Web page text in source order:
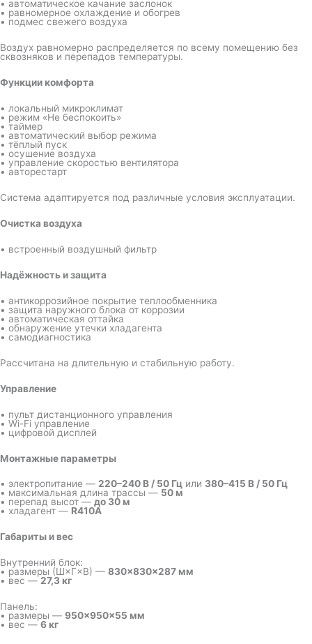
• автоматическое качание заслонок
• равномерное охлаждение и обогрев
• подмес свежего воздуха
Воздух равномерно распределяется по всему помещению без
сквозняков и перепадов температуры.
Функции комфорта
• локальный микроклимат
• режим «Не беспокоить»
• таймер
• автоматический выбор режима
• тёплый пуск
• осушение воздуха
• управление скоростью вентилятора
• авторестарт
Система адаптируется под различные условия эксплуатации.
Очистка воздуха
• встроенный воздушный фильтр
Надёжность и защита
• антикоррозийное покрытие теплообменника
• защита наружного блока от коррозии
• автоматическая оттайка
• обнаружение утечки хладагента
• самодиагностика
Рассчитана на длительную и стабильную работу.
Управление
• пульт дистанционного управления
• Wi-Fi управление
• цифровой дисплей
Монтажные параметры
• электропитание — 220–240 В / 50 Гц или 380–415 В / 50 Гц
• максимальная длина трассы — 50 м
• перепад высот — до 30 м
• хладагент — R410A
Габариты и вес
Внутренний блок:
• размеры (Ш×Г×В) — 830×830×287 мм
• вес —27,3 кг
Панель:
• размеры — 950×950×55 мм
• вес —6 кг